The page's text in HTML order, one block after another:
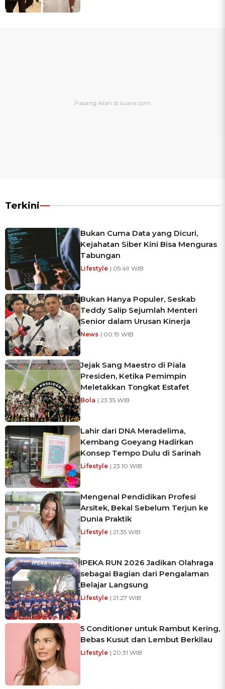
Terkini
Bukan Cuma Data yang Dicuri,
Kejahatan Siber Kini Bisa Menguras
Tabungan
Lifestyle | 05:49 WIB
Bukan Hanya Populer, Seskab
Teddy Salip Sejumlah Menteri
Senior dalam Urusan Kinerja
News | 00:19 WIB
Jejak Sang Maestro di Piala
Presiden, Ketika Pemimpin
Meletakkan Tongkat Estafet
Bola | 23:35 WIB
Lahir dari DNA Meradelima,
Kembang Goeyang Hadirkan
Konsep Tempo Dulu di Sarinah
Lifestyle | 23:10 WIB
Mengenal Pendidikan Profesi
Arsitek, Bekal Sebelum Terjun ke
Dunia Praktik
Lifestyle | 21:35 WIB
IPEKA RUN 2026 Jadikan Olahraga
sebagai Bagian dari Pengalaman
Belajar Langsung
Lifestyle | 21:27 WIB
5 Conditioner untuk Rambut Kering,
Bebas Kusut dan Lembut Berkilau
Lifestyle | 20:31 WIB